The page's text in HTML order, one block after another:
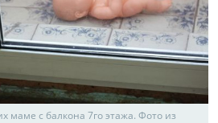
маме с балкона 7го этажа. Фото из